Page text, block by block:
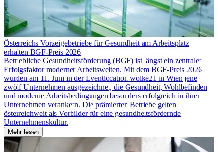
Österreichs Vorzeigebetriebe für Gesundheit am Arbeitsplatz
erhalten BGF-Preis 2026
Betriebliche Gesundheitsförderung (BGF) ist längst ein zentraler
Erfolgsfaktor moderner Arbeitswelten. Mit dem BGF-Preis 2026
wurden am 11. Juni in der Eventlocation wolke21 in Wien jene
zwölf Unternehmen ausgezeichnet, die Gesundheit, Wohlbefinden
und moderne Arbeitsbedingungen besonders erfolgreich in ihren
Unternehmen verankern. Die prämierten Betriebe gelten
österreichweit als Vorbilder für eine gesundheitsfördernde
Unternehmenskultur.
Mehr lesen